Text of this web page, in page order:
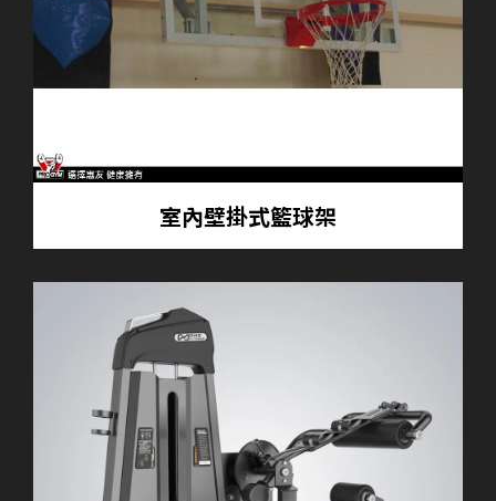
室內壁掛式籃球架